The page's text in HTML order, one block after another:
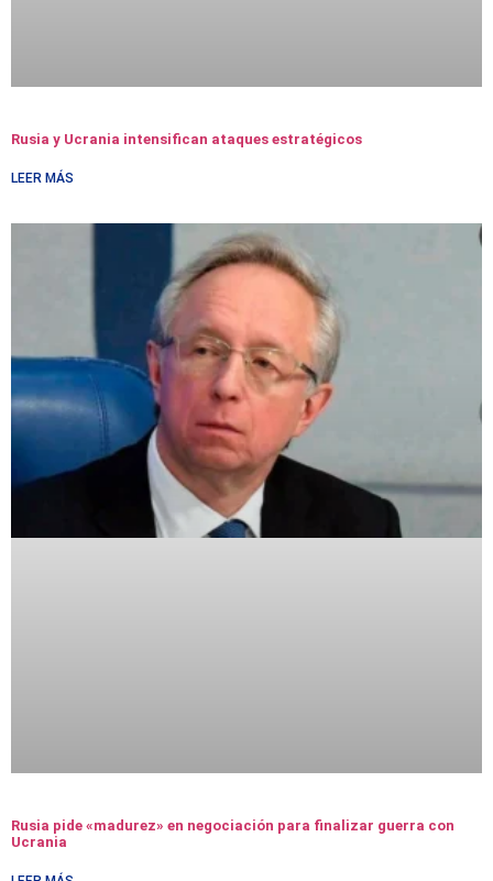
Rusia y Ucrania intensifican ataques estratégicos
LEER MÁS
Rusia pide «madurez» en negociación para finalizar guerra con
Ucrania